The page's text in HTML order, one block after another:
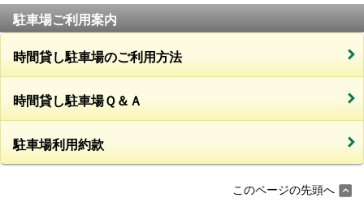
駐車場ご利用案内
時間貸し駐車場のご利用方法
時間貸し駐車場Ｑ＆Ａ
駐車場利用約款
このページの先頭へ